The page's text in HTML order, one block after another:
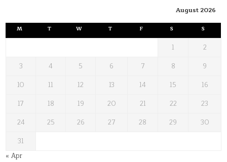
August 2026
M T W T F S S
1
2
3
4 5 6 7 8
9
10
11 12 13 14 15
16
17
18 19 20 21 22
23
24
25 26 27 28 29
30
31
« Apr